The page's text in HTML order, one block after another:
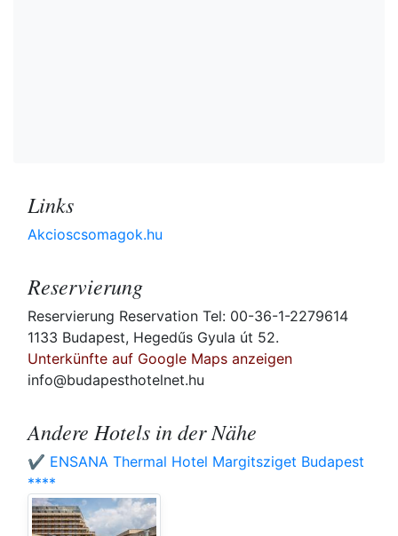
Links
Akcioscsomagok.hu
Reservierung
Reservierung Reservation Tel: 00-36-1-2279614
1133 Budapest, Hegedűs Gyula út 52.
Unterkünfte auf Google Maps anzeigen
info@budapesthotelnet.hu
Andere Hotels in der Nähe
✔️ ENSANA Thermal Hotel Margitsziget Budapest
****